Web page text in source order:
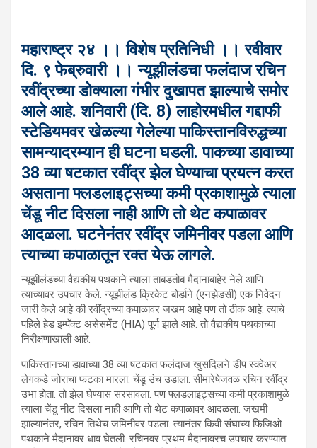
महाराष्ट्र २४ ।। विशेष प्रतिनिधी ।। रवीवार
दि. ९ फेब्रुवारी ।। न्यूझीलंडचा फलंदाज रचिन
रवींद्रच्या डोक्याला गंभीर दुखापत झाल्याचे समोर
आले आहे. शनिवारी (दि. 8) लाहोरमधील गद्दाफी
स्टेडियमवर खेळल्या गेलेल्या पाकिस्तानविरुद्धच्या
सामन्यादरम्यान ही घटना घडली. पाकच्या डावाच्या
38 व्या षटकात रवींद्र झेल घेण्याचा प्रयत्न करत
असताना फ्लडलाइट्सच्या कमी प्रकाशामुळे त्याला
चेंडू नीट दिसला नाही आणि तो थेट कपाळावर
आदळला. घटनेनंतर रवींद्र जमिनीवर पडला आणि
त्याच्या कपाळातून रक्त येऊ लागले.
न्यूझीलंडच्या वैद्यकीय पथकाने त्याला ताबडतोब मैदानाबाहेर नेले आणि
त्याच्यावर उपचार केले. न्यूझीलंड क्रिकेट बोर्डाने (एनझेडसी) एक निवेदन
जारी केले आहे की रवींद्रच्या कपाळावर जखम आहे पण तो ठीक आहे. त्याचे
पहिले हेड इम्पॅक्ट असेसमेंट (HIA) पूर्ण झाले आहे. तो वैद्यकीय पथकाच्या
निरीक्षणाखाली आहे.
पाकिस्तानच्या डावाच्या 38 व्या षटकात फलंदाज खुसदिलने डीप स्क्वेअर
लेगकडे जोराचा फटका मारला. चेंडू उंच उडाला. सीमारेषेजवळ रचिन रवींद्र
उभा होता. तो झेल घेण्यास सरसावला. पण फ्लडलाइट्सच्या कमी प्रकाशामुळे
त्याला चेंडू नीट दिसला नाही आणि तो थेट कपाळावर आदळला. जखमी
झाल्यानंतर, रचिन तिथेच जमिनीवर पडला. त्यानंतर किवी संघाच्य फिजिओ
पथकाने मैदानावर धाव घेतली. रचिनवर प्रथम मैदानावरच उपचार करण्यात